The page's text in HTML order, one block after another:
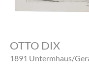
OTTO DIX
1891 Untermhaus/